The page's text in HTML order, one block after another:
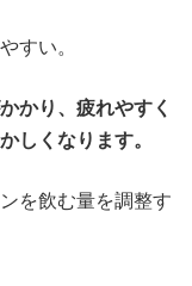
すい。
かり、疲れやすく
しくなります。
を飲む量を調整す